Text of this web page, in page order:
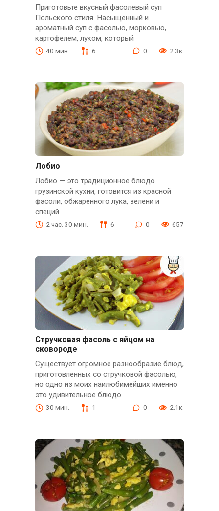
Приготовьте вкусный фасолевый суп
Польского стиля. Насыщенный и
ароматный суп с фасолью, морковью,
картофелем, луком, который
40 мин. 6 0 2.3к.
Лобио
Лобио — это традиционное блюдо
грузинской кухни, готовится из красной
фасоли, обжаренного лука, зелени и
специй.
2 час. 30 мин. 6 0 657
Стручковая фасоль с яйцом на
сковороде
Существует огромное разнообразие блюд,
приготовленных со стручковой фасолью,
но одно из моих наилюбимейших именно
это удивительное блюдо.
30 мин. 1 0 2.1к.